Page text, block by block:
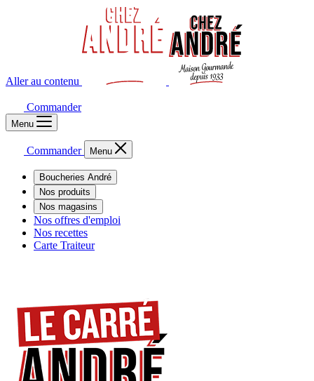
Aller au contenu
Commander
Menu
Commander Menu
Boucheries André
Nos produits
Nos magasins
Nos offres d'emploi
Nos recettes
Carte Traiteur